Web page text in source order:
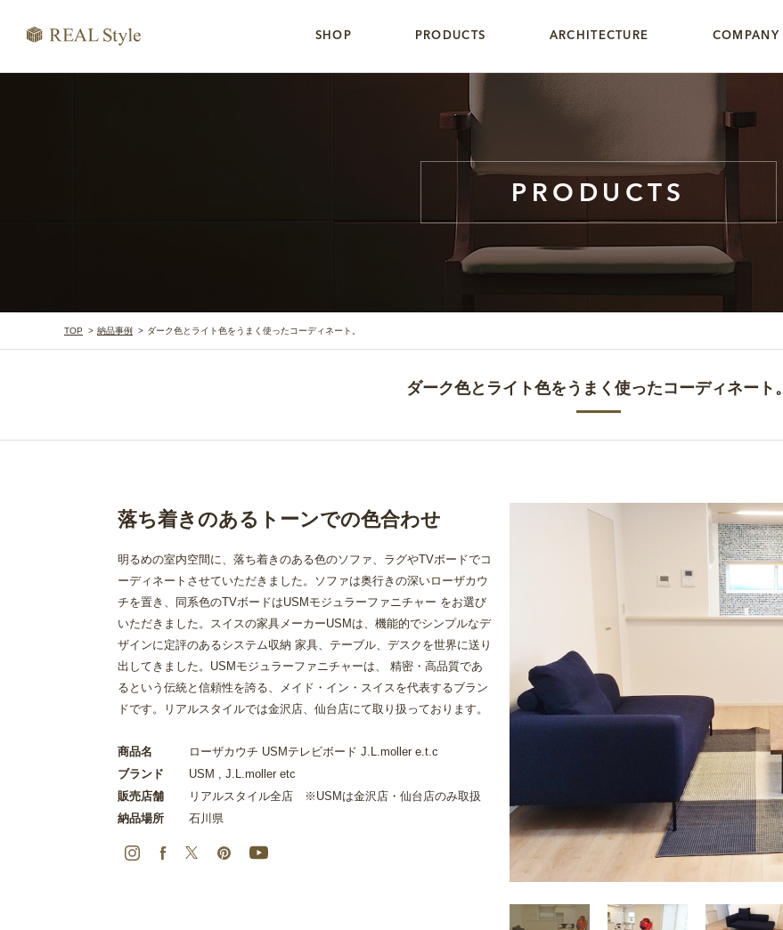
SHOP PRODUCTS ARCHITECTURE COMPANY
PRODUCTS
TOP 納品事例 ダーク色とライト色をうまく使ったコーディネート。
ダーク色とライト色をうまく使ったコーディネート。
落ち着きのあるトーンでの色合わせ
明るめの室内空間に、落ち着きのある色のソファ、ラグやTVボードでコ
ーディネートさせていただきました。ソファは奥行きの深いローザカウ
チを置き、同系色のTVボードはUSMモジュラーファニチャー をお選び
いただきました。スイスの家具メーカーUSMは、機能的でシンプルなデ
ザインに定評のあるシステム収納 家具、テーブル、デスクを世界に送り
出してきました。USMモジュラーファニチャーは、 精密・高品質であ
るという伝統と信頼性を誇る、メイド・イン・スイスを代表するブラン
ドです。リアルスタイルでは金沢店、仙台店にて取り扱っております。
商品名
ローザカウチ USMテレビボード J.L.moller e.t.c
ブランド
USM , J.L.moller etc
販売店舗
リアルスタイル全店 ※USMは金沢店・仙台店のみ取扱
納品場所
石川県